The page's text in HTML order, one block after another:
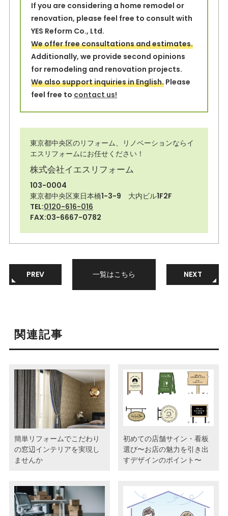
If you are considering a home remodel or
renovation, please feel free to consult with
YES Reform Co., Ltd.
We offer free consultations and estimates.
Additionally, we provide second opinions
for remodeling and renovation projects.
We also support inquiries in English.Please
feel free to contact us!
東京都中央区のリフォーム、リノベーションならイ
エスリフォームにお任せください！
株式会社イエスリフォーム
103-0004
東京都中央区東日本橋1-3-9 大内ビル1F2F
TEL:0120-616-016
FAX:03-6667-0782
PREV 一覧はこちら NEXT
関連記事
簡単リフォームでこだわり
の窓辺インテリアを実現し
ませんか
初めての店舗サイン・看板
選び〜お店の魅力を引き出
すデザインのポイント〜